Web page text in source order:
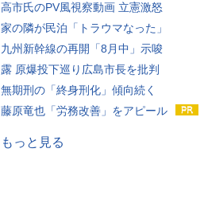
高市氏のPV風視察動画 立憲激怒
家の隣が民泊「トラウマなった」
九州新幹線の再開「8月中」示唆
露 原爆投下巡り広島市長を批判
無期刑の「終身刑化」傾向続く
藤原竜也「労務改善」をアピール
もっと見る